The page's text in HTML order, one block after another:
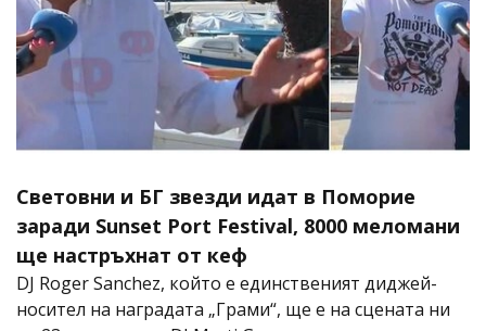
Световни и БГ звезди идат в Поморие
заради Sunset Port Festival, 8000 меломани
ще настръхнат от кеф
DJ Roger Sanchez, който е единственият диджей-
носител на наградата „Грами“, ще е на сцената ни